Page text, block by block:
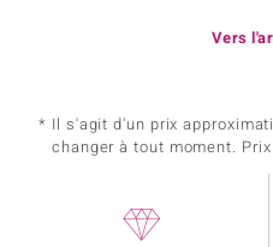
Vers
* Il s'agit d'un prix
changer à tout moment.